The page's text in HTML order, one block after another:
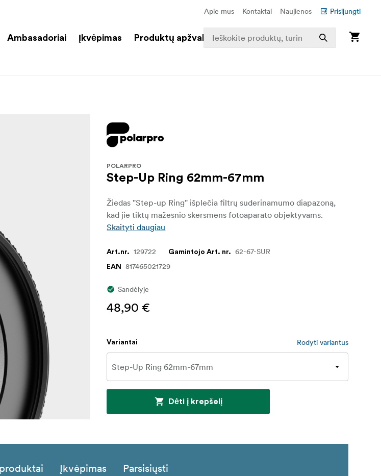
Apie mus Kontaktai Naujienos Prisijungti
Ambasadoriai Įkvėpimas Produktų apžvalga
POLARPRO
Step-Up Ring 62mm-67mm
Žiedas "Step-up Ring" išplečia filtrų suderinamumo diapazoną,
kad jie tiktų mažesnio skersmens fotoaparato objektyvams.
Skaityti daugiau
Art.nr. 129722 Gamintojo Art. nr. 62-67-SUR
EAN 817465021729
Sandėlyje
48,90 €
Variantai Rodyti variantus
Dėti į krepšelį
Įkvėpimas Parsisiųsti